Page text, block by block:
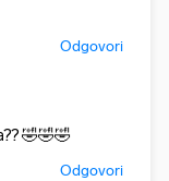
Odgovori
🤣🤣🤣
Odgovori